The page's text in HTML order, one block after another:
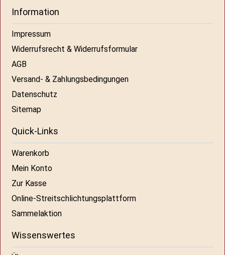
Information
Impressum
Widerrufsrecht & Widerrufsformular
AGB
Versand- & Zahlungsbedingungen
Datenschutz
Sitemap
Quick-Links
Warenkorb
Mein Konto
Zur Kasse
Online-Streitschlichtungsplattform
Sammelaktion
Wissenswertes